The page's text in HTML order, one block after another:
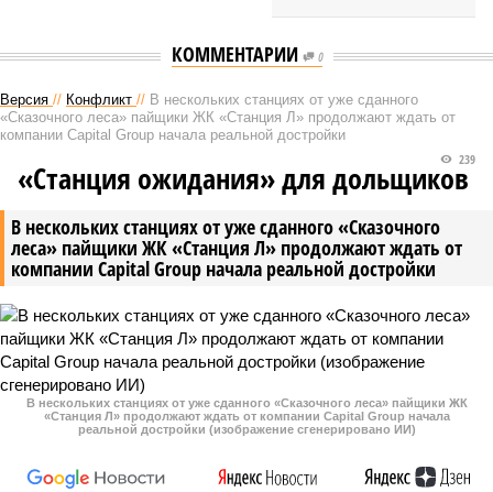
КОММЕНТАРИИ 0
Версия // Конфликт // В нескольких станциях от уже сданного
«Сказочного леса» пайщики ЖК «Станция Л» продолжают ждать от
компании Capital Group начала реальной достройки
В нескольких станциях от уже сданного «Сказочного
леса» пайщики ЖК «Станция Л» продолжают ждать от
компании Capital Group начала реальной достройки
239
«Станция ожидания» для дольщиков
В нескольких станциях от уже сданного «Сказочного леса» пайщики ЖК
«Станция Л» продолжают ждать от компании Capital Group начала
реальной достройки (изображение сгенерировано ИИ)